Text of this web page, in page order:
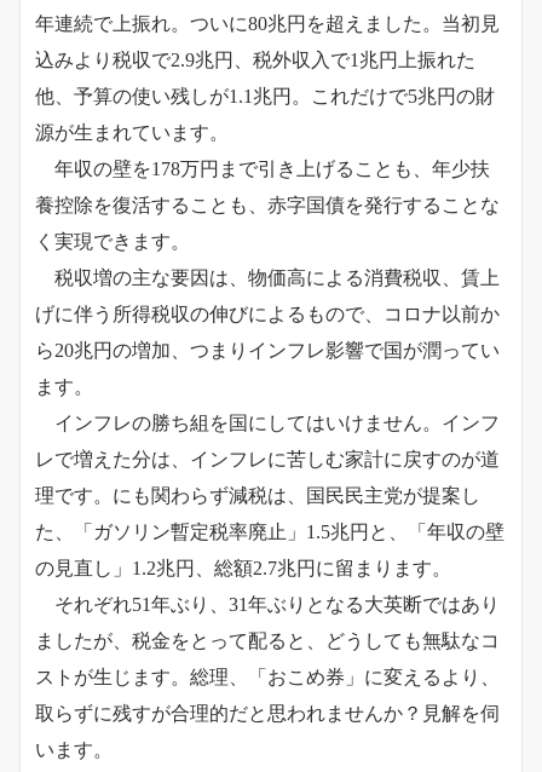
年連続で上振れ。ついに80兆円を超えました。当初見
込みより税収で2.9兆円、税外収入で1兆円上振れた
他、予算の使い残しが1.1兆円。これだけで5兆円の財
源が生まれています。
年収の壁を178万円まで引き上げることも、年少扶
養控除を復活することも、赤字国債を発行することな
く実現できます。
税収増の主な要因は、物価高による消費税収、賃上
げに伴う所得税収の伸びによるもので、コロナ以前か
ら20兆円の増加、つまりインフレ影響で国が潤ってい
ます。
インフレの勝ち組を国にしてはいけません。インフ
レで増えた分は、インフレに苦しむ家計に戻すのが道
理です。にも関わらず減税は、国民民主党が提案し
た、「ガソリン暫定税率廃止」1.5兆円と、「年収の壁
の見直し」1.2兆円、総額2.7兆円に留まります。
それぞれ51年ぶり、31年ぶりとなる大英断ではあり
ましたが、税金をとって配ると、どうしても無駄なコ
ストが生じます。総理、「おこめ券」に変えるより、
取らずに残すが合理的だと思われませんか？見解を伺
います。